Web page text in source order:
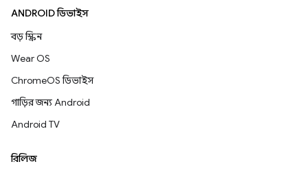
ANDROID ডিভাইস
বড় স্ক্রিন
Wear OS
ChromeOS ডিভাইস
গাড়ির জন্য Android
Android TV
রিলিজ